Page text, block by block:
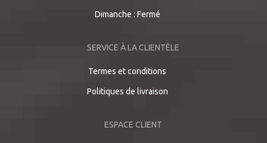
Dimanche : Fermé
SERVICE À LA CLIENTÈLE
Termes et conditions
Politiques de livraison
ESPACE CLIENT